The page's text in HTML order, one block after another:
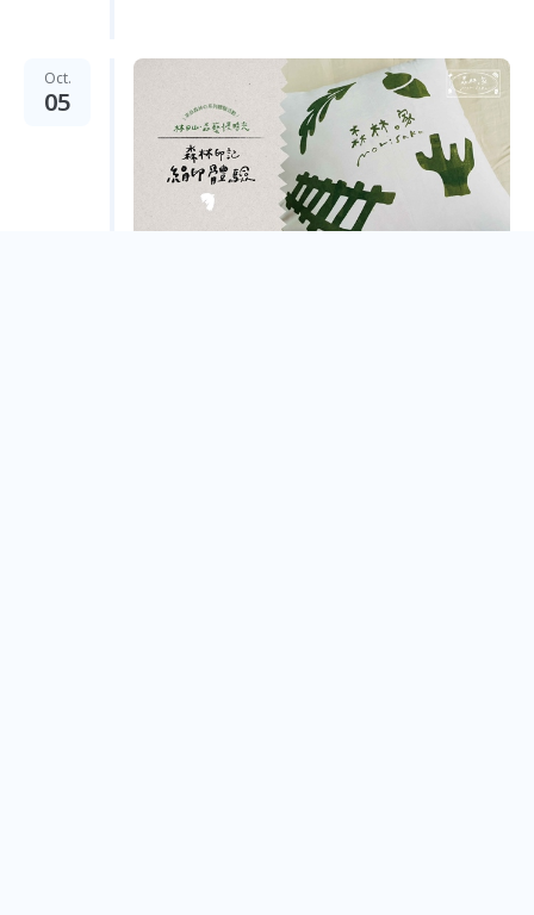
Oct.
05